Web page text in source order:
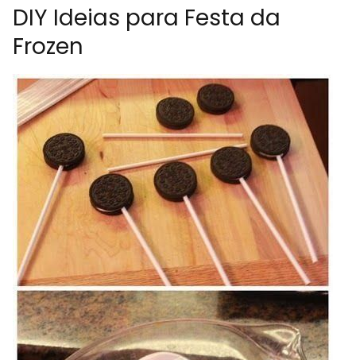
DIY Ideias para Festa da
Frozen